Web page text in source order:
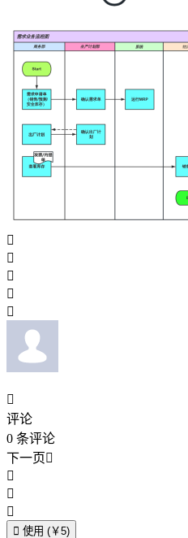






评论
0 条评论
下一页



 使用 (￥5)